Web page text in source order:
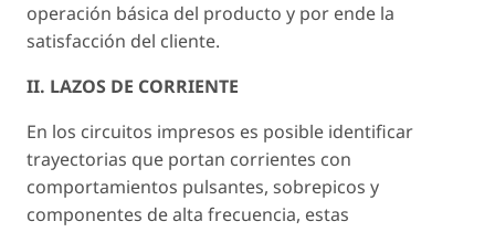
operación básica del producto y por ende la
satisfacción del cliente.
II. LAZOS DE CORRIENTE
En los circuitos impresos es posible identificar
trayectorias que portan corrientes con
comportamientos pulsantes, sobrepicos y
componentes de alta frecuencia, estas